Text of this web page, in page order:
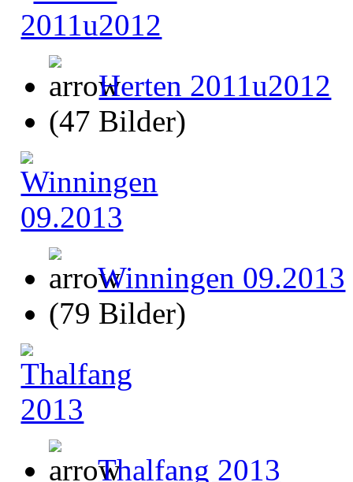
Herten 2011u2012
(47 Bilder)
Winningen 09.2013
(79 Bilder)
Thalfang 2013